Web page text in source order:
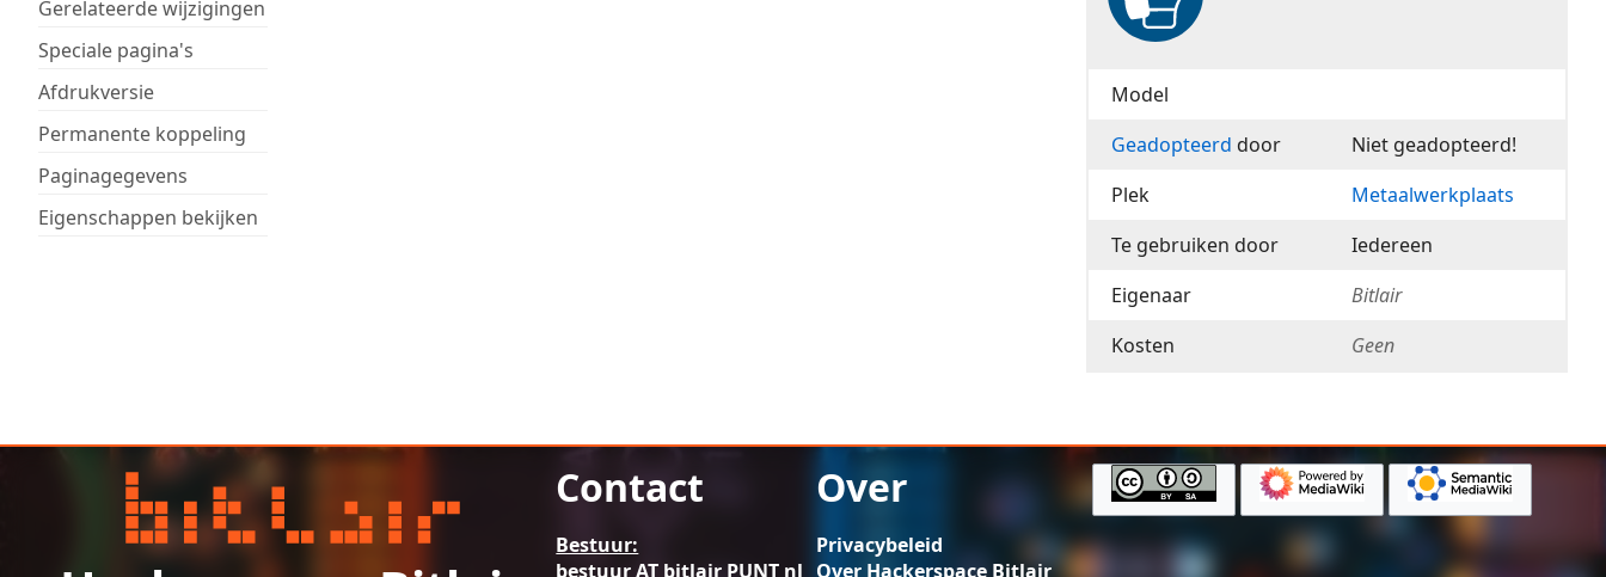
Gerelateerde wijzigingen
Speciale pagina's
Afdrukversie
Permanente koppeling
Paginagegevens
Eigenschappen bekijken
Model
Geadopteerd door
Niet geadopteerd!
Plek
Metaalwerkplaats
Te gebruiken door
Iedereen
Eigenaar
Bitlair
Kosten
Geen
Contact
Bestuur:
bestuur AT bitlair PUNT nl
Over
Privacybeleid
Over Hackerspace Bitlair